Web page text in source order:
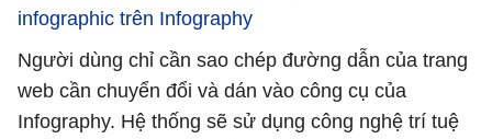
infographic trên Infography
Người dùng chỉ cần sao chép đường dẫn của trang
web cần chuyển đổi và dán vào công cụ của
Infography. Hệ thống sẽ sử dụng công nghệ trí tuệ